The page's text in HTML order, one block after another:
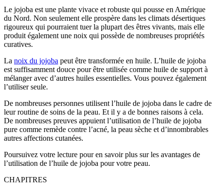
Le jojoba est une plante vivace et robuste qui pousse en Amérique
du Nord. Non seulement elle prospère dans les climats désertiques
rigoureux qui pourraient tuer la plupart des êtres vivants, mais elle
produit également une noix qui possède de nombreuses propriétés
curatives.
La noix du jojoba peut être transformée en huile. L’huile de jojoba
est suffisamment douce pour être utilisée comme huile de support à
mélanger avec d’autres huiles essentielles. Vous pouvez également
l’utiliser seule.
De nombreuses personnes utilisent l’huile de jojoba dans le cadre de
leur routine de soins de la peau. Et il y a de bonnes raisons à cela.
De nombreuses preuves appuient l’utilisation de l’huile de jojoba
pure comme remède contre l’acné, la peau sèche et d’innombrables
autres affections cutanées.
Poursuivez votre lecture pour en savoir plus sur les avantages de
l’utilisation de l’huile de jojoba pour votre peau.
CHAPITRES